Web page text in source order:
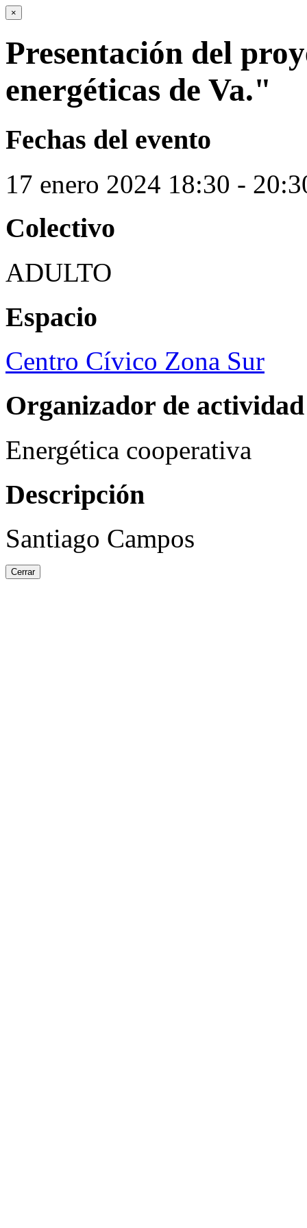
×
Presentación del
energéticas de Va."
Fechas del evento
17 enero 2024 18:30 -
Colectivo
ADULTO
Espacio
Centro Cívico Zona Sur
Organizador de actividad
Energética cooperativa
Descripción
Santiago Campos
Cerrar